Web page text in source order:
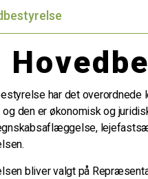
har det
den er økonomisk og
bliver valgt på